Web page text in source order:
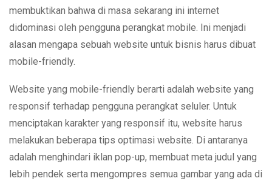
membuktikan bahwa di masa sekarang ini internet
didominasi oleh pengguna perangkat mobile. Ini menjadi
alasan mengapa sebuah website untuk bisnis harus dibuat
mobile-friendly.
Website yang mobile-friendly berarti adalah website yang
responsif terhadap pengguna perangkat seluler. Untuk
menciptakan karakter yang responsif itu, website harus
melakukan beberapa tips optimasi website. Di antaranya
adalah menghindari iklan pop-up, membuat meta judul yang
lebih pendek serta mengompres semua gambar yang ada di